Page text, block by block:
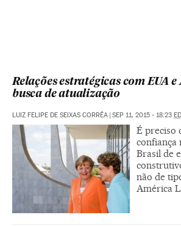
Relações estratégicas com EUA
busca de atualização
LUIZ FELIPE DE SEIXAS CORRÊA | SEP 11, 2015 - 18:23
É preciso
confiança
Brasil de
não de
América